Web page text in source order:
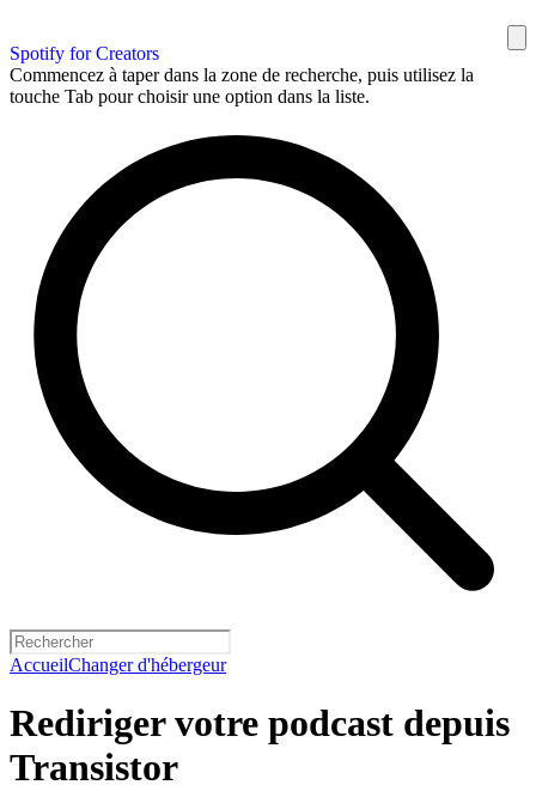
Spotify for Creators
Commencez à taper dans la zone de recherche, puis utilisez la
touche Tab pour choisir une option dans la liste.
AccueilChanger d'hébergeur
Rediriger votre podcast depuis
Transistor